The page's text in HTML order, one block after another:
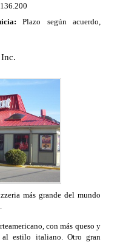
Plazo según acuerdo,
más grande del mundo
con más queso y
al estilo italiano. Otro gran